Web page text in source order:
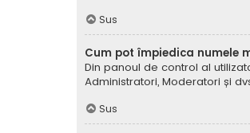
Sus
Cum pot împiedica numele
Din panoul de control al
Administratori, Moderatori și
Sus